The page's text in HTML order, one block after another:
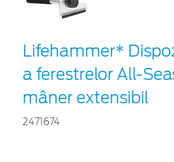
Lifehammer*
a ferestrelor All-
mâner extensibil
2471674